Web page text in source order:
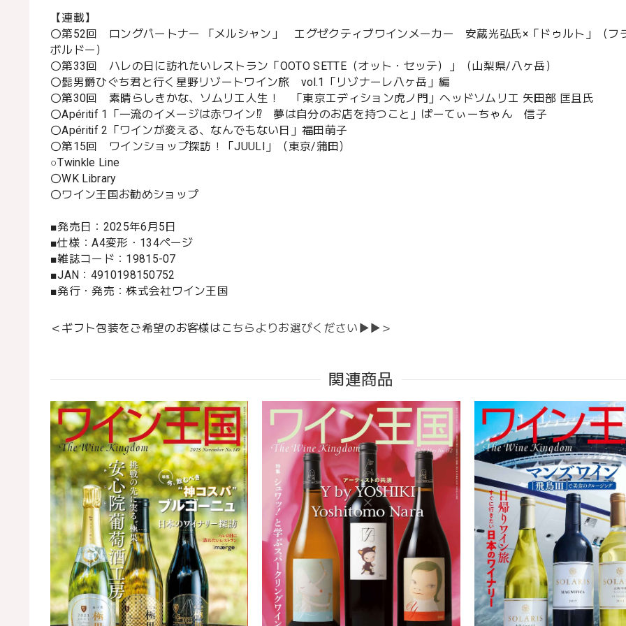
【連載】
〇第52回 ロングパートナー 「メルシャン」 エグゼクティブワインメーカー 安蔵光弘氏×「ドゥルト」（フ
ボルドー）
〇第33回 ハレの日に訪れたいレストラン「OOTO SETTE（オット・セッテ）」（山梨県/八ヶ岳）
〇髭男爵ひぐち君と行く星野リゾートワイン旅 vol.1「リゾナーレ八ヶ岳」編
〇第30回 素晴らしきかな、ソムリエ人生！ 「東京エディション虎ノ門」ヘッドソムリエ 矢田部 匡且氏
〇Apéritif 1「一流のイメージは赤ワイン⁉ 夢は自分のお店を持つこと」ぱーてぃーちゃん 信子
〇Apéritif 2「ワインが変える、なんでもない日」福田萌子
〇第15回 ワインショップ探訪！「JUULI」（東京/蒲田）
○Twinkle Line
〇WK Library
〇ワイン王国お勧めショップ
■発売日：2025年6月5日
■仕様：A4変形・134ページ
■雑誌コード：19815-07
■JAN：4910198150752
■発行・発売：株式会社ワイン王国
＜ギフト包装をご希望のお客様はこちらよりお選びください▶▶＞
関連商品